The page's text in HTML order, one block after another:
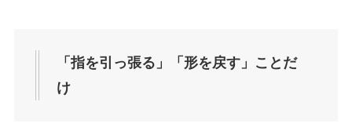
「指を引っ張る」「形を戻す」ことだ
け